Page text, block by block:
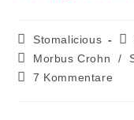
Beitrags-
Autor:
Stomalicious
Beitrags-
Kategorie:
Morbus Crohn /
Beitrags-
7 Kommentare